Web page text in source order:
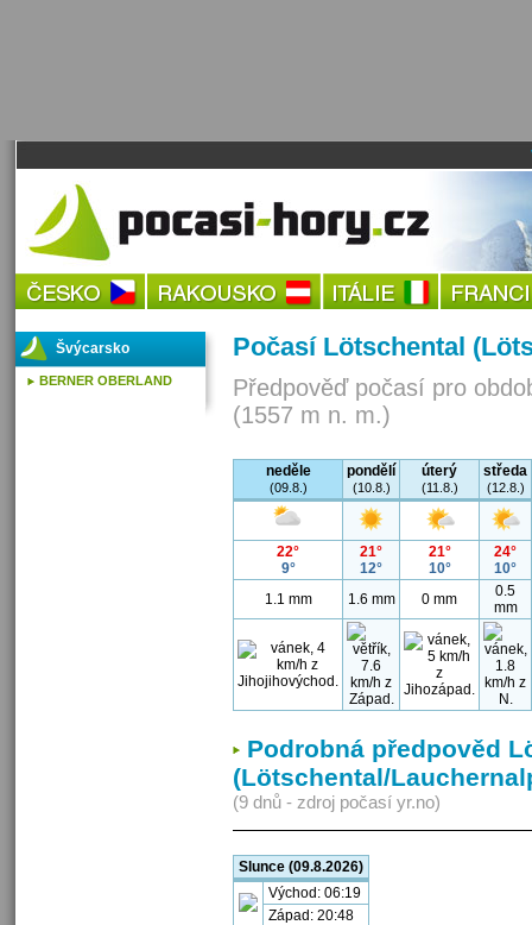
Počasí Lötschental
Předpověď počasí pro
(1557 m n. m.)
neděle
(09.8.)
pondělí
(10.8.)
úterý
(11.8.)
středa
(12.8.)
22°
9°
21°
12°
21°
10°
24°
10°
1.1 mm
1.6 mm 0 mm
0.5
mm
Podrobná předpověd
(Lötschental/
(9 dnů - zdroj počasí yr.no)
Slunce (09.8.2026)
Východ: 06:19
Západ: 20:48
Švýcarsko
BERNER OBERLAND